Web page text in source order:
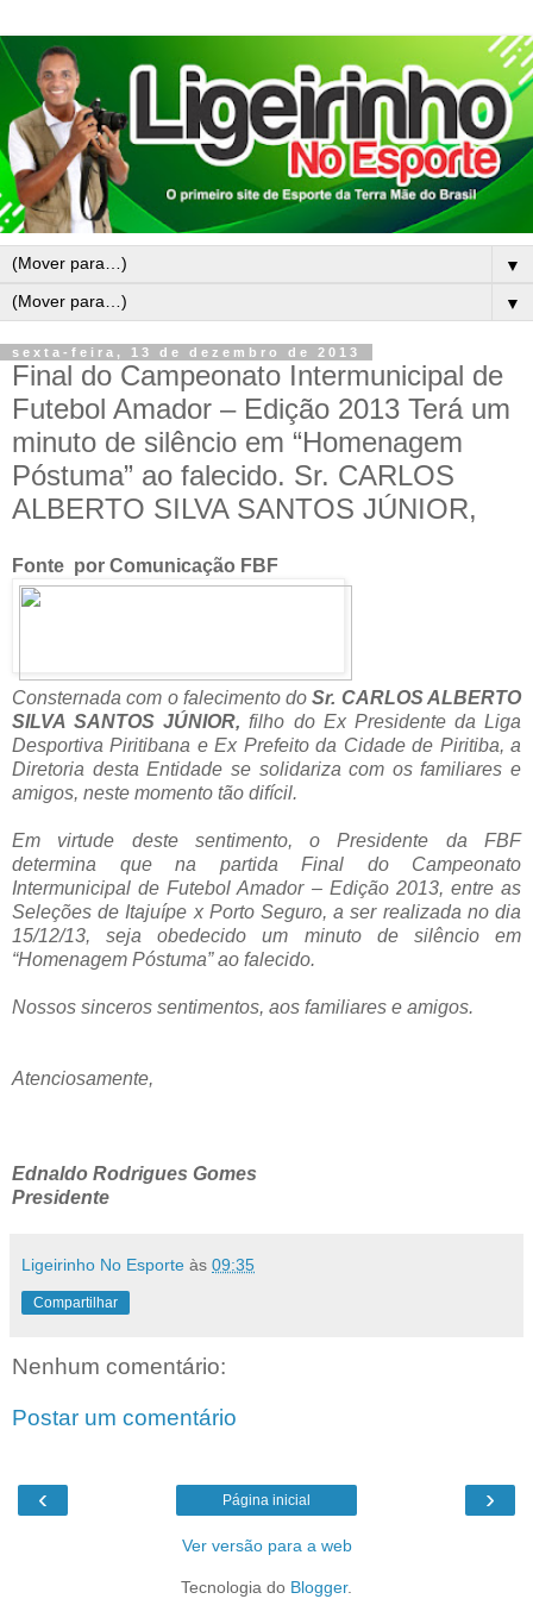
▼
▼
sexta-feira, 13 de dezembro de 2013
Final do Campeonato Intermunicipal de
Futebol Amador – Edição 2013 Terá um
minuto de silêncio em “Homenagem
Póstuma” ao falecido. Sr. CARLOS
ALBERTO SILVA SANTOS JÚNIOR,
Fonte por Comunicação FBF
Consternada com o falecimento doSr. CARLOS ALBERTO
SILVA SANTOS JÚNIOR,filho do Ex Presidente da Liga
Desportiva Piritibana e Ex Prefeito da Cidade de Piritiba, a
Diretoria desta Entidade se solidariza com os familiares e
amigos, neste momento tão difícil.
Em virtude deste sentimento, o Presidente da FBF
determina que na partida Final do Campeonato
Intermunicipal de Futebol Amador – Edição 2013, entre as
Seleções de Itajuípe x Porto Seguro, a ser realizada no dia
15/12/13, seja obedecido um minuto de silêncio em
“Homenagem Póstuma” ao falecido.
Nossos sinceros sentimentos, aos familiares e amigos.
Atenciosamente,
Ednaldo Rodrigues Gomes
Presidente
Ligeirinho No Esporte às 09:35
Compartilhar
Nenhum comentário:
Postar um comentário
‹ ›
Página inicial
Ver versão para a web
Tecnologia do Blogger.